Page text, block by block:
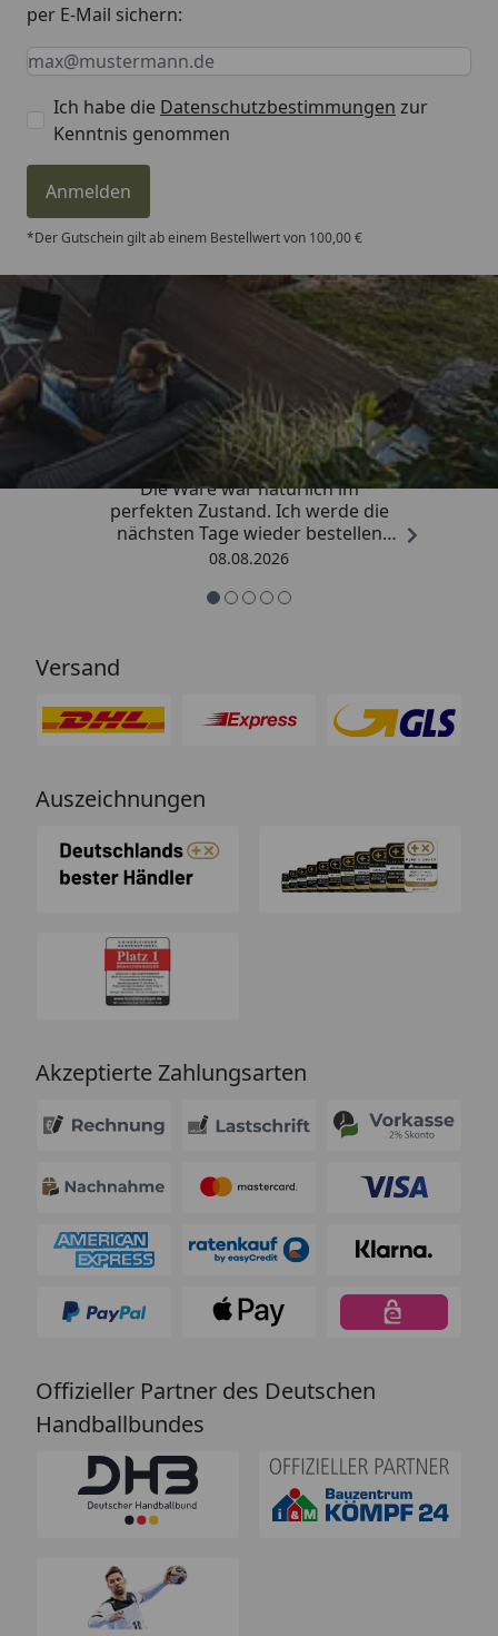
per E-Mail sichern:
Keine Eingabe erforderlich
Eingabe erforderlich
E-Mail *
Ich habe die Datenschutzbestimmungen zur
Kenntnis genommen
Anmelden
*Der Gutschein gilt ab einem Bestellwert von 100,00 €
Trusted Shops
4,81/ 5
„Hervorragend schnelle Lieferung.
Die Ware war natürlich im
perfekten Zustand. Ich werde die
nächsten Tage wieder bestellen
Grüße an die Belegschaft gute
08.08.2026
Versand
Auszeichnungen
Akzeptierte Zahlungsarten
Offizieller Partner des Deutschen
Handballbundes